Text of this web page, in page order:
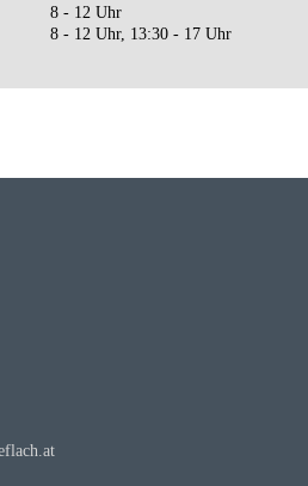
8 - 12 Uhr
8 - 12 Uhr, 13:30 - 17 Uhr